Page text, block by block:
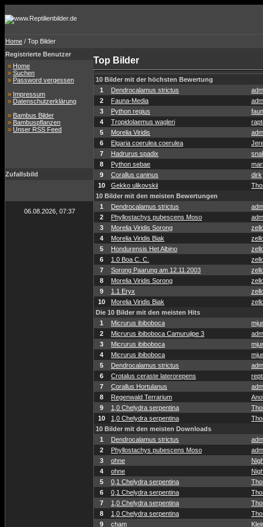
Home / Top Bilder
Registrierte Benutzer
» Home
» Suchen
» Password vergessen
» Impressum
» Datenschutzerklärung
» Bambus Bilder
» Bambuspflanzen
» Unser RSS Feed
Zufallsbild
06.08.2026, 07:37
Top Bilder
10 Bilder mit der höchsten Bewertung
1
Dendrocalamus strictus
2
Fauna-Media
3
Python regius
4
Tropidolaemus wagleri
5
Morelia Viridis
6
Elgaria coerulea coerulea
7
Hadrurus spadix
8
Python sebae
9
Corallus caninus
dirk
10
Gekko ulikovskii
10 Bilder mit den meisten Bewertungen
1
Dendrocalamus strictus
2
Phyllostachys pubescens Moso
3
Morelia Viridis Sorong
4
Morelia Viridis Biak
5
Hondurensis Het Albino
6
1.0 Boa C. C.
7
Sorong Paarung am 12.11.2003
8
Morelia Viridis Sorong
9
1.1 Eryx
10
Morelia Viridis Biak
Die 10 Bilder mit den meisten Hits
1
Micrurus ibiboboca
2
Micrurus ibiboboca Camurujipe 3
3
Micrurus ibiboboca
4
Micrurus ibiboboca
5
Dendrocalamus strictus
6
Crotalus ceraste laterorepens
7
Corallus Hortulanus
8
Regenwald Terrarium
9
1,0 Chelydra serpentina
10
1,0 Chelydra serpentina
10 Bilder mit den meisten Downloads
1
Dendrocalamus strictus
2
Phyllostachys pubescens Moso
3
ohne
4
ohne
5
0,1 Chelydra serpentina
6
0,1 Chelydra serpentina
7
1,0 Chelydra serpentina
8
1,0 Chelydra serpentina
9
cham